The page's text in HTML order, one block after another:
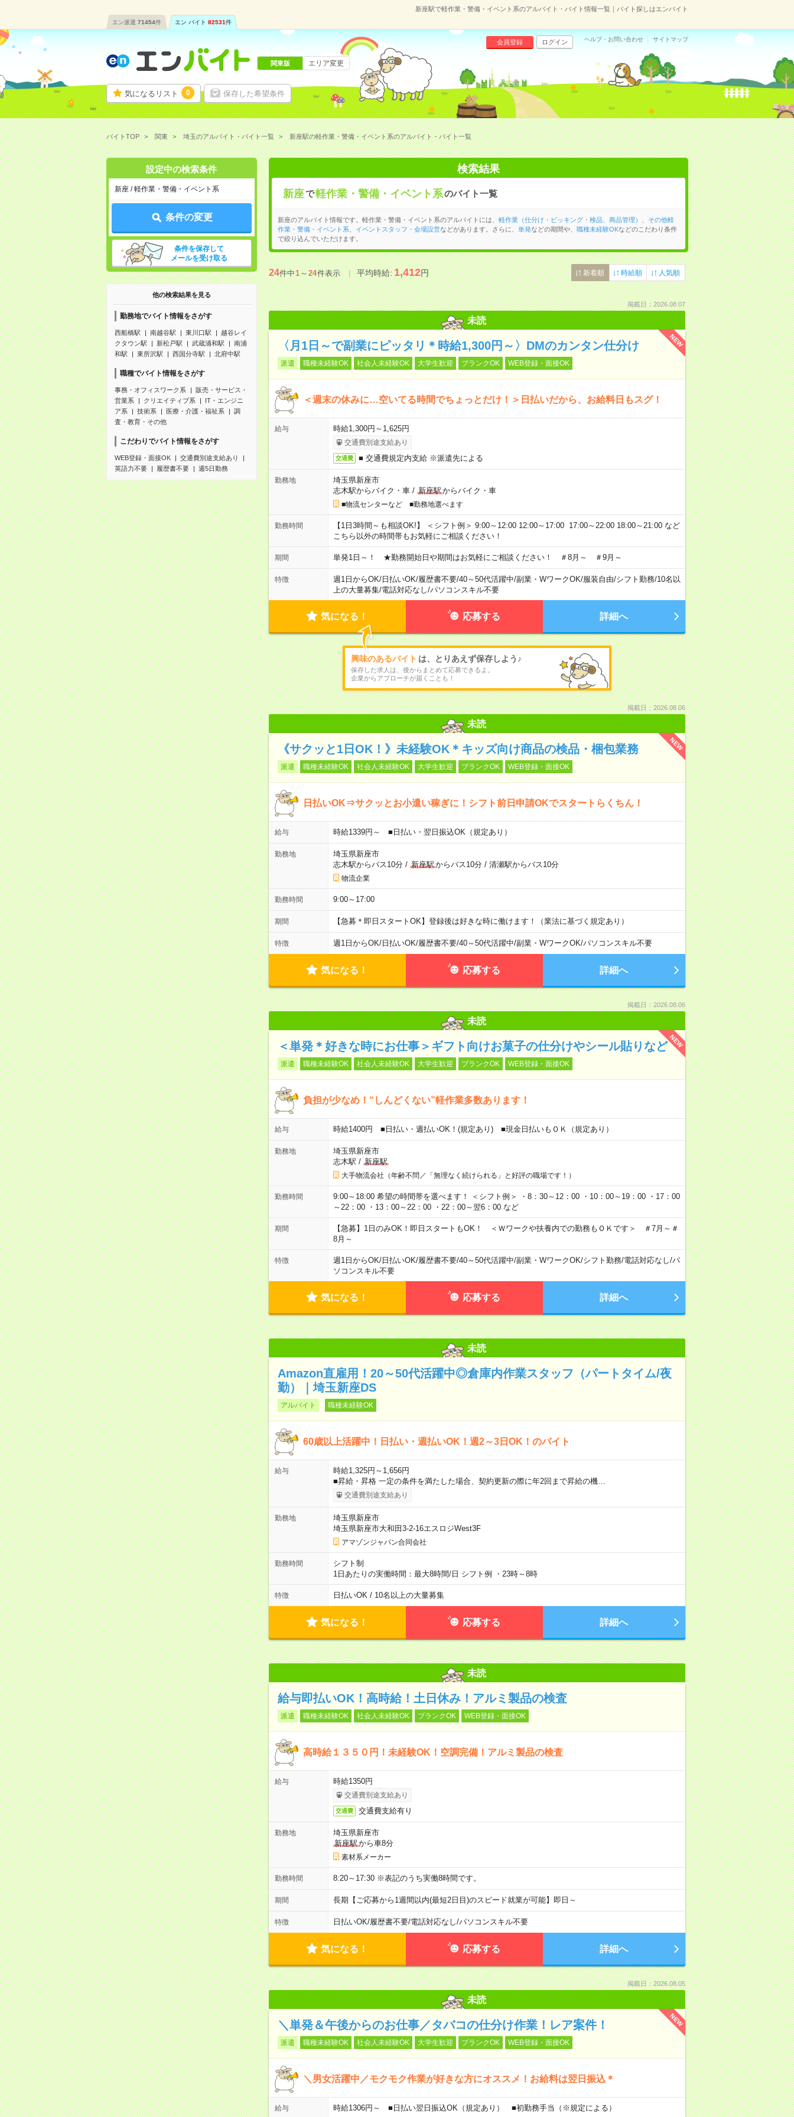
新座駅で軽作業・警備・イベント系のアルバイト・バイト情報一覧｜バイト探しはエンバイト
エン派遣 71454件 エン バイト 82531件
気になるリスト 0 保存した希望条件
会員登録 ログイン ヘルプ・お問い合わせ サイトマップ
関東版 エリア変更
バイトTOP 関東 埼玉のアルバイト・バイト一覧 新座駅の軽作業・警備・イベント系のアルバイト・バイト一覧
設定中の検索条件
新座 / 軽作業・警備・イベント系
条件の変更
条件を保存して
メールを受け取る
他の検索結果を見る
勤務地でバイト情報をさがす
西船橋駅 南越谷駅 東川口駅
越谷レイ
クタウン駅
新松戸駅 武蔵浦和駅
南浦
和駅
東所沢駅 西国分寺駅 北府中駅
職種でバイト情報をさがす
事務・オフィスワーク系
販売・サービス・
営業系
クリエイティブ系
IT・エンジニ
ア系
技術系 医療・介護・福祉系
調
査・教育・その他
こだわりでバイト情報をさがす
WEB登録・面接OK
交通費別途支給あり
英語力不要
履歴書不要 週5日勤務
検索結果
新座で軽作業・警備・イベント系のバイト一覧
新座のアルバイト情報です。軽作業・警備・イベント系のアルバイトには、 軽作業（仕分け・ピッキング・検品、商品管理）
その他軽
作業・警備・イベント系
イベントスタッフ・会場設営などがあります。さらに、 単発などの期間や、 職種未経験OKなどのこだわり条件
で絞り込んでいただけます。
24件中1～24件表示 平均時給:1,412円 新着順 時給順 人気順
掲載日：2026.08.07
未読
NEW
〈月1日～で副業にピッタリ＊時給1,300円～〉DMのカンタン仕分け
派遣 職種未経験OK 社会人未経験OK 大学生歓迎 ブランクOK WEB登録・面接OK
＜週末の休みに…空いてる時間でちょっとだけ！＞日払いだから、お給料日もスグ！
給与 時給1,300円～1,625円
交通費別途支給あり
交通費 ■ 交通費規定内支給 ※派遣先による
勤務地
埼玉県新座市
志木駅からバイク・車/ 新座駅からバイク・車
■物流センターなど ■勤務地選べます
勤務時間
【1日3時間～も相談OK!】 ＜シフト例＞ 9:00～12:00 12:00～17:00 17:00～22:00 18:00～21:00 など
こちら以外の時間帯もお気軽にご相談ください！
期間 単発1日～！ ★勤務開始日や期間はお気軽にご相談ください！ ＃8月～ ＃9月～
特徴 週1日からOK/日払いOK/履歴書不要/40～50代活躍中/副業・WワークOK/服装自由/シフト勤務/10名以
上の大量募集/電話対応なし/パソコンスキル不要
気になる！ 応募する 詳細へ
興味のあるバイト は、とりあえず保存しよう♪
保存した求人は、後からまとめて応募できるよ。
企業からアプローチが届くことも！
掲載日：2026.08.06
未読
NEW
《サクッと1日OK！》未経験OK＊キッズ向け商品の検品・梱包業務
派遣 職種未経験OK 社会人未経験OK 大学生歓迎 ブランクOK WEB登録・面接OK
日払いOK⇒サクッとお小遣い稼ぎに！シフト前日申請OKでスタートらくちん！
給与 時給1339円～ ■日払い・翌日振込OK（規定あり）
勤務地
埼玉県新座市
志木駅からバス10分/ 新座駅からバス10分/ 清瀬駅からバス10分
物流企業
勤務時間 9:00～17:00
期間 【急募＊即日スタートOK】登録後は好きな時に働けます！（業法に基づく規定あり）
特徴 週1日からOK/日払いOK/履歴書不要/40～50代活躍中/副業・WワークOK/パソコンスキル不要
気になる！ 応募する 詳細へ
掲載日：2026.08.06
未読
NEW
＜単発＊好きな時にお仕事＞ギフト向けお菓子の仕分けやシール貼りなど
派遣 職種未経験OK 社会人未経験OK 大学生歓迎 ブランクOK WEB登録・面接OK
負担が少なめ！“しんどくない”軽作業多数あります！
給与 時給1400円 ■日払い・週払いOK！(規定あり) ■現金日払いもＯＫ（規定あり）
勤務地
埼玉県新座市
志木駅 / 新座駅
大手物流会社（年齢不問／「無理なく続けられる」と好評の職場です！）
勤務時間
9:00～18:00 希望の時間帯を選べます！ ＜シフト例＞ ・8：30～12：00 ・10：00～19：00 ・17：00
～22：00 ・13：00～22：00 ・22：00～翌6：00 など
期間
【急募】1日のみOK！即日スタートもOK！ ＜Ｗワークや扶養内での勤務もＯＫです＞ ＃7月～＃
8月～
特徴 週1日からOK/日払いOK/履歴書不要/40～50代活躍中/副業・WワークOK/シフト勤務/電話対応なし/パ
ソコンスキル不要
気になる！ 応募する 詳細へ
未読
Amazon直雇用！20～50代活躍中◎倉庫内作業スタッフ（パートタイム/夜
勤）｜埼玉新座DS
アルバイト 職種未経験OK
60歳以上活躍中！日払い・週払いOK！週2～3日OK！のバイト
給与
時給1,325円～1,656円
■昇給・昇格 一定の条件を満たした場合、契約更新の際に年2回まで昇給の機…
交通費別途支給あり
勤務地
埼玉県新座市
埼玉県新座市大和田3-2-16エスロジWest3F
アマゾンジャパン合同会社
勤務時間
シフト制
1日あたりの実働時間：最大8時間/日 シフト例 ・23時～8時
特徴 日払いOK / 10名以上の大量募集
気になる！ 応募する 詳細へ
未読
給与即払いOK！高時給！土日休み！アルミ製品の検査
派遣 職種未経験OK 社会人未経験OK ブランクOK WEB登録・面接OK
高時給１３５０円！未経験OK！空調完備！アルミ製品の検査
給与 時給1350円
交通費別途支給あり
交通費 交通費支給有り
勤務地
埼玉県新座市
新座駅から車8分
素材系メーカー
勤務時間 8:20～17:30 ※表記のうち実働8時間です。
期間 長期【ご応募から1週間以内(最短2日目)のスピード就業が可能】即日～
特徴 日払いOK/履歴書不要/電話対応なし/パソコンスキル不要
気になる！ 応募する 詳細へ
掲載日：2026.08.05
未読
NEW
＼単発＆午後からのお仕事／タバコの仕分け作業！レア案件！
派遣 職種未経験OK 社会人未経験OK 大学生歓迎 ブランクOK WEB登録・面接OK
＼男女活躍中／モクモク作業が好きな方にオススメ！お給料は翌日振込＊
給与 時給1306円～ ■日払い翌日振込OK（規定あり） ■初勤務手当（※規定による）